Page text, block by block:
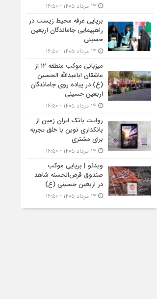
برپایی غرفه محیط زیست در
راهپیمایی جاماندگان اربعین
حسینی
میزبانی موکب منطقه ۱۲ از
عاشقان اباعبدالله الحسین
(ع) در پیاده روی جاماندگان
اربعین حسینی
روایت بانک ایران زمین از
بانکداری نوین با خلق تجربه
برای مشتری
ویدئو | برپایی موکب
صندوق قرض‌الحسنه شاهد
در اربعین حسینی (ع)